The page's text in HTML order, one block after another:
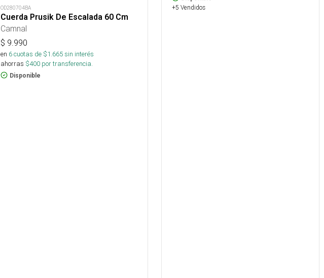
OD280704BA
Cuerda Prusik De Escalada 60 Cm
Camnal
$ 9.990
en 6cuotas de $1.665sin interés
ahorras $400 por transferencia.
Disponible
+5 Vendidos